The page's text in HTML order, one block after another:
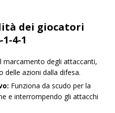
dei giocatori
4-1
marcamento degli attaccanti,
delle azioni dalla difesa.
Funziona da scudo per la
e interrompendo gli attacchi